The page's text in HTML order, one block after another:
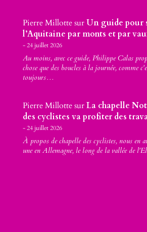
Pierre MillottesurUn guide pour
l’Aquitaine par monts et par
24 juillet 2026
Au moins, avec ce guide, Philippe Calas
chose que des boucles à la journée, comme
toujours…
Pierre MillottesurLa chapelle
des cyclistes va profiter des
24 juillet 2026
À propos de chapelle des cyclistes, nous en
une en Allemagne, le long de la vallée de